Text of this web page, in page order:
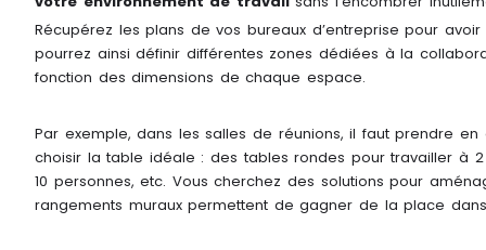
Récupérez les plans de vos bureaux d’entreprise pour
pourrez ainsi définir différentes zones dédiées à la
fonction des dimensions de chaque espace.
Par exemple, dans les salles de réunions, il faut prendre
choisir la table idéale : des tables rondes pour travailler à
10 personnes, etc. Vous cherchez des solutions pour
rangements muraux permettent de gagner de la place